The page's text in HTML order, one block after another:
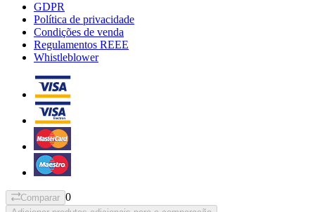
GDPR
Política de privacidade
Condições de venda
Regulamentos REEE
Whistleblower
Comparar 0